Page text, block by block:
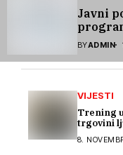
Javni
BYADMIN
VIJESTI
Trening
trgovini
8.